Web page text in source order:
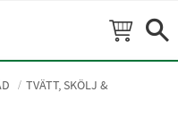
TVÄTT, SKÖLJ &